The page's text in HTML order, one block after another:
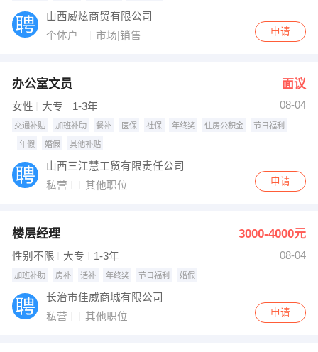
山西威炫商贸有限公司
个体户
市场|销售 申请
办公室文员 面议
女性 大专 1-3年 08-04
交通补贴 加班补助 餐补 医保 社保 年终奖 住房公积金 节日福利
年假 婚假 其他补贴
山西三江慧工贸有限责任公司
私营
其他职位 申请
楼层经理 3000-4000元
性别不限 大专 1-3年 08-04
加班补助 房补 话补 年终奖 节日福利 婚假
长治市佳威商城有限公司
私营
其他职位 申请